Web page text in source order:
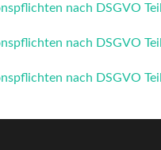
nach DSGVO
nach DSGVO
nach DSGVO